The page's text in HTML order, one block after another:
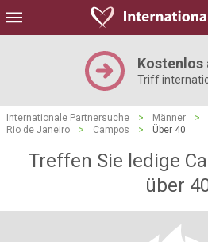
Kostenlos
Triff
Internationale Partnersuche > Männer >
Rio de Janeiro
> Campos > Über 40
Treffen Sie ledige
über